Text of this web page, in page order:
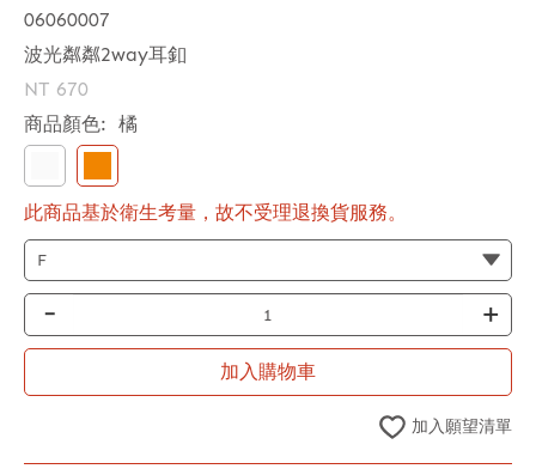
06060007
波光粼粼2way耳釦
NT 670
商品顏色: 橘
此商品基於衛生考量，故不受理退換貨服務。
- +
加入購物車
加入願望清單